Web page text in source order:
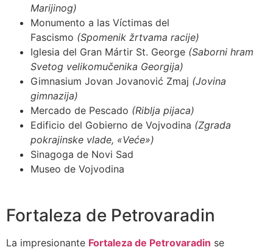
Marijinog)
Monumento a las Víctimas del
Fascismo (Spomenik žrtvama racije)
Iglesia del Gran Mártir St. George (Saborni hram
Svetog velikomučenika Georgija)
Gimnasium Jovan Jovanović Zmaj (Jovina
gimnazija)
Mercado de Pescado (Riblja pijaca)
Edificio del Gobierno de Vojvodina (Zgrada
pokrajinske vlade, «Veće»)
Sinagoga de Novi Sad
Museo de Vojvodina
Fortaleza de Petrovaradin
La impresionante Fortaleza de Petrovaradin se